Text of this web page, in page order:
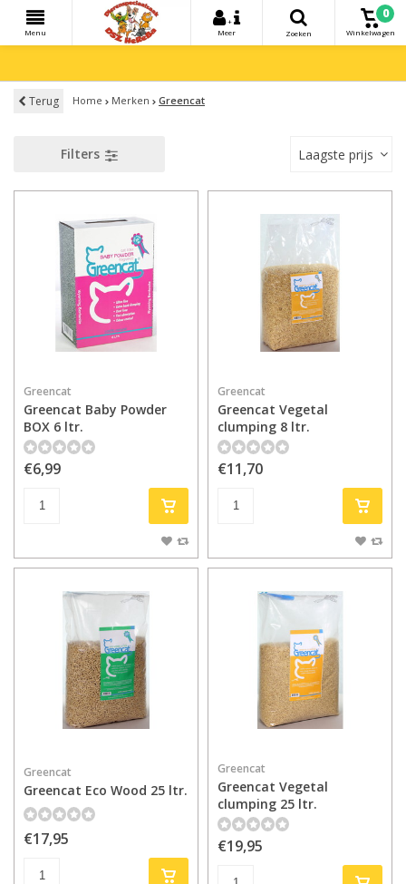
Menu
+
Meer
Zoeken
0
Winkelwagen
Terug Home Merken Greencat
Filters Laagste prijs
Greencat
Greencat Baby Powder
BOX 6 ltr.
€6,99
Greencat
Greencat Vegetal
clumping 8 ltr.
€11,70
Greencat
Greencat Eco Wood 25 ltr.
€17,95
Greencat
Greencat Vegetal
clumping 25 ltr.
€19,95